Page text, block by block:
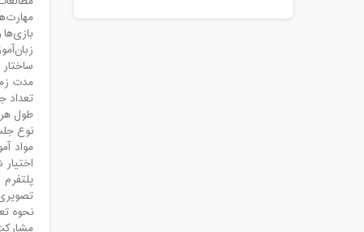
مدت زمان دوره: ترم
تعداد جلسات:
طول هر
نوع
نحوه